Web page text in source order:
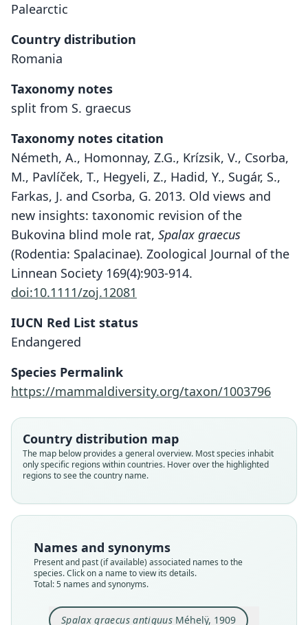
Palearctic
Country distribution
Romania
Taxonomy notes
split from S. graecus
Taxonomy notes citation
Németh, A., Homonnay, Z.G., Krízsik, V., Csorba,
M., Pavlíček, T., Hegyeli, Z., Hadid, Y., Sugár, S.,
Farkas, J. and Csorba, G. 2013. Old views and
new insights: taxonomic revision of the
Bukovina blind mole rat, Spalax graecus
(Rodentia: Spalacinae). Zoological Journal of the
Linnean Society 169(4):903-914.
doi:10.1111/zoj.12081
IUCN Red List status
Endangered
Species Permalink
https://mammaldiversity.org/taxon/1003796
Country distribution map
The map below provides a general overview. Most species inhabit
only specific regions within countries. Hover over the highlighted
regions to see the country name.
Names and synonyms
Present and past (if available) associated names to the
species. Click on a name to view its details.
Total: 5 names and synonyms.
Spalax graecus antiquus Méhelÿ, 1909
Family
Spalacidae
Root name
Validity status
Family
Spalacidae
Root name
Validity status
Family
Spalacidae
Root name
Validity status
Spalax microphthalmus
Family
Spalacidae
Root name
Validity status
Spalax antiquus:
Hadid, Németh, Snir, Pavlíček, Csorba,
Coşkun, & Nevo, 2012
Family
Spalacidae
Root name
Validity status